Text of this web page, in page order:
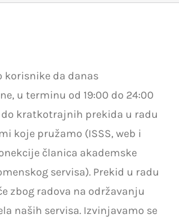
korisnike da danas
u terminu od 19:00 do 24:00
do kratkotrajnih prekida u radu
koje pružamo (ISSS, web i
članica akademske
servisa). Prekid u radu
zbog radova na održavanju
naših servisa. Izvinjavamo se